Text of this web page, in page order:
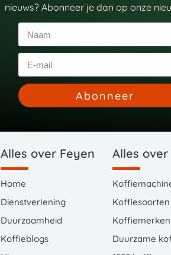
nieuws? Abonneer je dan op onze
Abonneer
Alles over Feyen
Home
Dienstverlening
Duurzaamheid
Koffieblogs
Alles
Koffiesoorten
Koffiemerken
Duurzame